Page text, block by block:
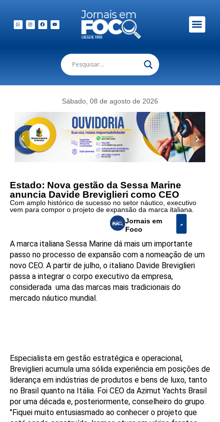
Sábado, 08 de agosto de 2026
Estado: Nova gestão da Sessa Marine
anuncia Davide Breviglieri como CEO
Com amplo histórico de sucesso no setor náutico, executivo
vem para compor o projeto de expansão da marca italiana.
Jornais em
Foco
A marca italiana Sessa Marine dá mais um importante
passo no processo de expansão com a nomeação de um
novo CEO. A partir de julho, o italiano Davide Breviglieri
passa a integrar o corpo executivo da empresa,
considerada uma das marcas mais tradicionais do
mercado náutico mundial.
Especialista em gestão estratégica e operacional,
Breviglieri acumula uma sólida experiência em posições de
liderança em indústrias de produtos e bens de luxo, tanto
no Brasil quanto na Itália. Foi CEO da Azimut Yachts Brasil
por uma década e, posteriormente, conselheiro do grupo.
"Fiquei muito entusiasmado ao conhecer o projeto que